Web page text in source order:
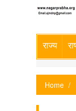
राज्य
Home